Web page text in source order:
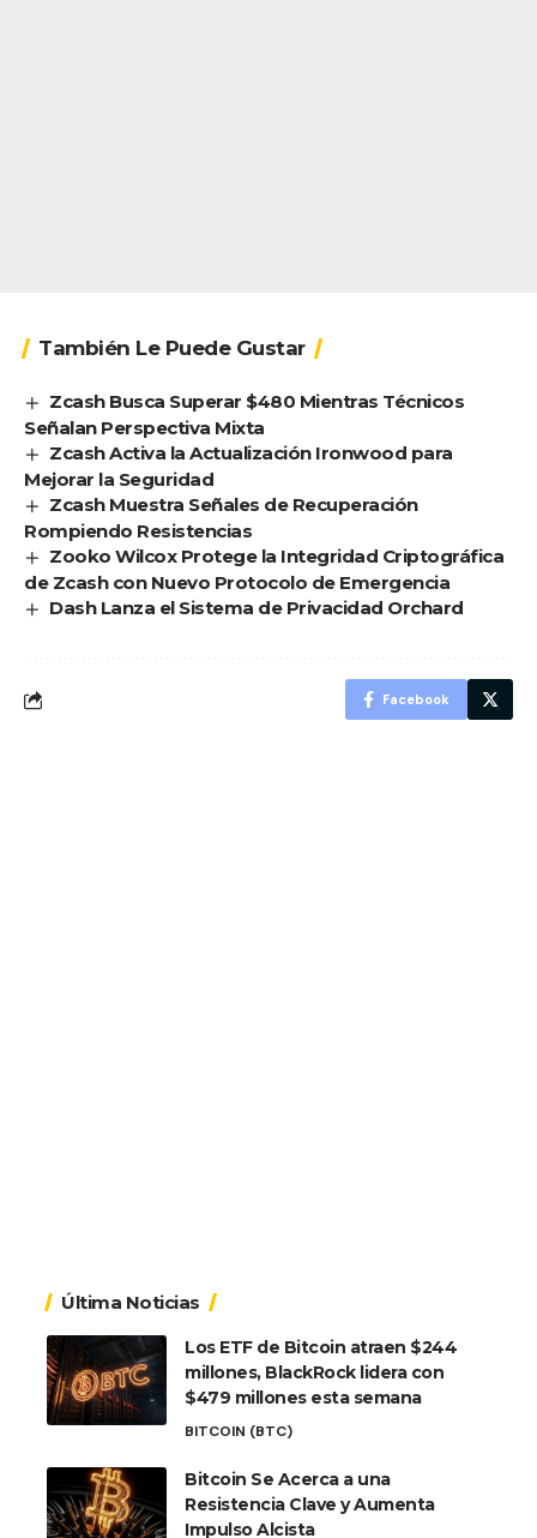
También Le Puede Gustar
Zcash Busca Superar $480 Mientras Técnicos
Señalan Perspectiva Mixta
Zcash Activa la Actualización Ironwood para
Mejorar la Seguridad
Zcash Muestra Señales de Recuperación
Rompiendo Resistencias
Zooko Wilcox Protege la Integridad Criptográfica
de Zcash con Nuevo Protocolo de Emergencia
Dash Lanza el Sistema de Privacidad Orchard
Facebook
Última Noticias
Los ETF de Bitcoin atraen $244
millones, BlackRock lidera con
$479 millones esta semana
BITCOIN (BTC)
Bitcoin Se Acerca a una
Resistencia Clave y Aumenta
Impulso Alcista